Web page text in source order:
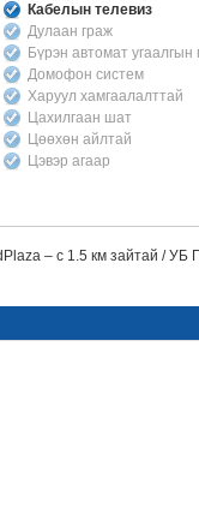
Кабелын телевиз
Дулаан граж
Бүрэн автомат
Домофон систем
Харуул хамгаалалттай
Цахилгаан шат
Цөөхөн айлтай
Цэвэр агаар
– с 1.5 км зайтай / УБ